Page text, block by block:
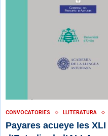
CONVOCATORIES LLITERATURA
Payares acueye les